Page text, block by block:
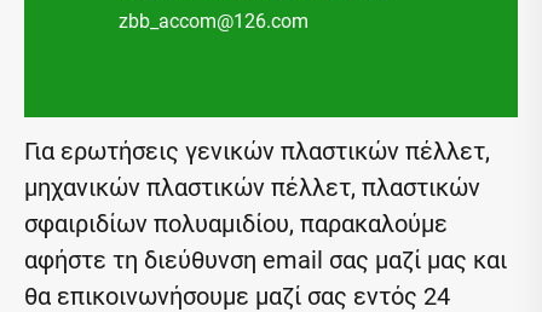
zbb_accom@126.com
Για ερωτήσεις γενικών πλαστικών πέλλετ,
μηχανικών πλαστικών πέλλετ, πλαστικών
σφαιριδίων πολυαμιδίου, παρακαλούμε
αφήστε τη διεύθυνση email σας μαζί μας και
θα επικοινωνήσουμε μαζί σας εντός 24